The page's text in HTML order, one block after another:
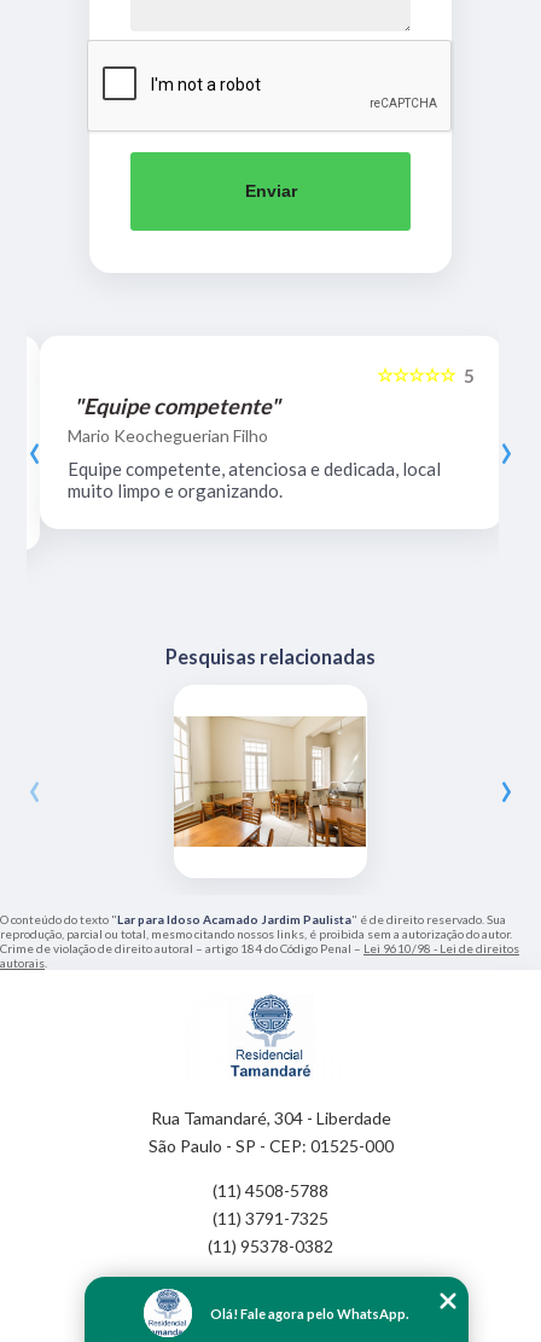
Enviar
5
☆☆☆☆☆
"Equipe competente"
Mario Keocheguerian Filho
Equipe competente, atenciosa e dedicada, local
muito limpo e organizando.
‹ ›
Pesquisas relacionadas
‹ ›
O conteúdo do texto "Lar para Idoso Acamado Jardim Paulista" é de direito reservado. Sua
reprodução, parcial ou total, mesmo citando nossos links, é proibida sem a autorização do autor.
Crime de violação de direito autoral – artigo 184 do Código Penal – Lei 9610/98 - Lei de direitos
autorais
Rua Tamandaré, 304 - Liberdade
São Paulo - SP - CEP: 01525-000
(11) 4508-5788
(11) 3791-7325
(11) 95378-0382
Empresa
Olá! Fale agora pelo WhatsApp.